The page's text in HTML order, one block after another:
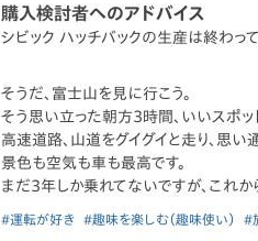
購入検討者へのアドバイス
シビック ハッチバックの生産は終わっ
そうだ、富士山を見に行こう。
そう思い立った朝方3時間、いいスポッ
高速道路、山道をグイグイと走り、思い
景色も空気も車も最高です。
まだ3年しか乗れてないですが、これ
#運転が好き #趣味を楽しむ（趣味使い） #